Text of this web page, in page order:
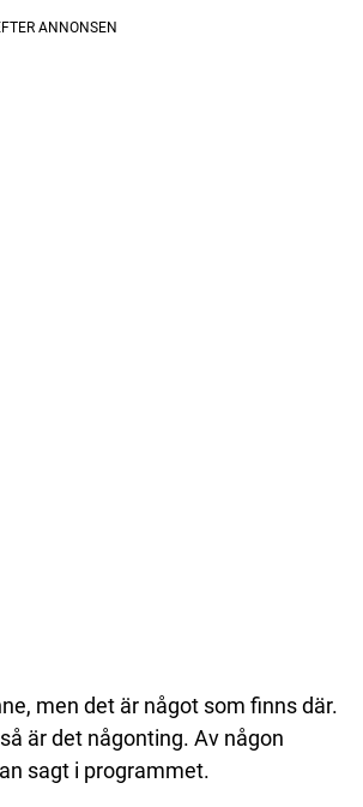
men det är något som finns där.
är det någonting. Av någon
sagt i programmet.